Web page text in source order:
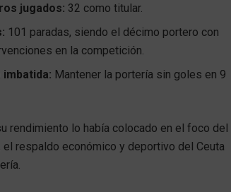
jugados: 32 como titular.
101 paradas, siendo el décimo portero con
en la competición.
Mantener la portería sin goles en 9
rendimiento lo había colocado en el foco del
el respaldo económico y deportivo del Ceuta